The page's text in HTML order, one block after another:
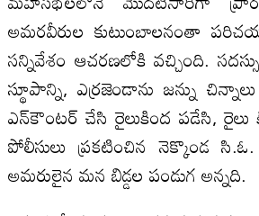
అమరవీరుల కుటుంబాలనంతా
సన్నివేశం ఆచరణలోకి వచ్చింది.
స్థూపాన్ని, ఎర్రజెండాను జన్ను
ఎన్‌కౌంటర్‌ చేసి రైలుకింద పడేసి,
పోలీసులు ప్రకటించిన నెక్కొండ
అమరులైన మన బిడ్డల పండుగ అన్నది.